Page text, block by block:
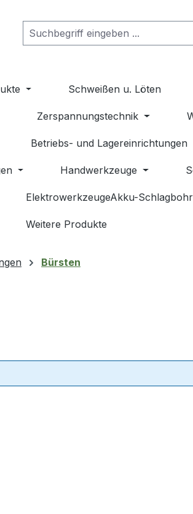
Schweißen u. Löten
Zerspannungstechnik
Betriebs- und Lagereinrichtungen
Handwerkzeuge
ElektrowerkzeugeAkku-
Weitere Produkte
Bürsten